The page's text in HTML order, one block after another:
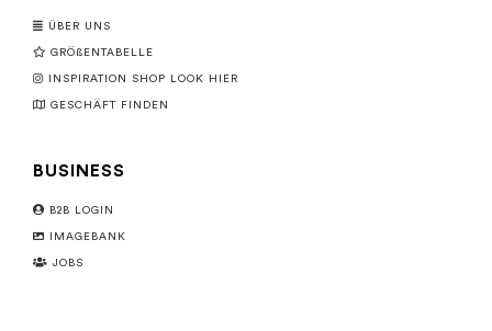
ÜBER UNS
GRÖßENTABELLE
INSPIRATION SHOP LOOK HIER
GESCHÄFT FINDEN
BUSINESS
B2B LOGIN
IMAGEBANK
JOBS